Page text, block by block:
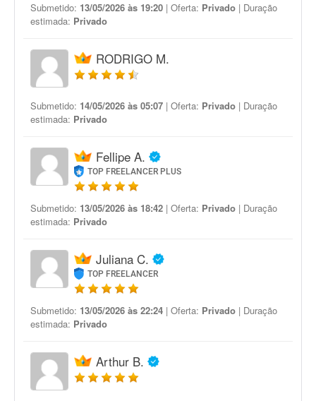
Submetido: 13/05/2026 às 19:20 | Oferta: Privado | Duração
estimada: Privado
RODRIGO M.
Submetido: 14/05/2026 às 05:07 | Oferta: Privado | Duração
estimada: Privado
Fellipe A.
TOP FREELANCER PLUS
Submetido: 13/05/2026 às 18:42 | Oferta: Privado | Duração
estimada: Privado
Juliana C.
TOP FREELANCER
Submetido: 13/05/2026 às 22:24 | Oferta: Privado | Duração
estimada: Privado
Arthur B.